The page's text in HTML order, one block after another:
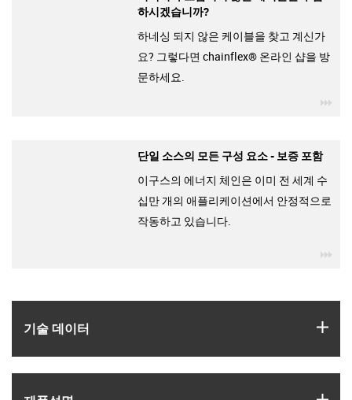
기술 데이터
하시겠습니까?
하네싱 되지 않은 케이블을 찾고 계신가
요? 그렇다면 chainflex® 온라인 샵을 방
문하세요.
단일 소스의 모든 구성 요소 - 보증 포함
이구스의 에너지 체인은 이미 전 세계 수
십만 개의 애플리케이션에서 안정적으로
작동하고 있습니다.